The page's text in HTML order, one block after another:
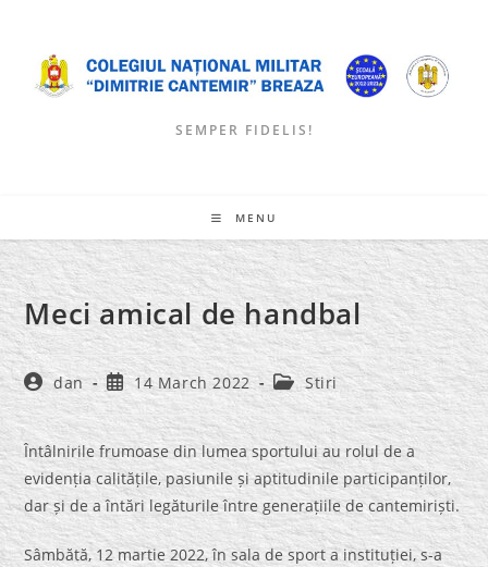
content
SEMPER FIDELIS!
MENU
Meci amical de handbal
Post
author:
dan
Post
published:
14 March 2022
Post
category:
Stiri
Întâlnirile frumoase din lumea sportului au rolul de a
evidenția calitățile, pasiunile și aptitudinile participanților,
dar și de a întări legăturile între generațiile de cantemiriști.
Sâmbătă, 12 martie 2022, în sala de sport a instituției, s-a